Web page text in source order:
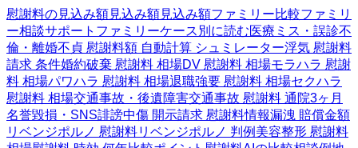
慰謝料の見込み額見込み額見込み額ファミリー比較ファミリ
ー相談サポートファミリーケース別に読む医療ミス・誤診不
倫・離婚不貞 慰謝料額 自動計算 シュミレーター浮気 慰謝料
請求 条件婚約破棄 慰謝料 相場DV 慰謝料 相場モラハラ 慰謝
料 相場パワハラ 慰謝料 相場退職強要 慰謝料 相場セクハラ
慰謝料 相場交通事故・後遺障害交通事故 慰謝料 通院3ヶ月
名誉毀損・SNS誹謗中傷 開示請求 慰謝料情報漏洩 賠償金額
リベンジポルノ 慰謝料リベンジポルノ 判例 美容整形 慰謝料